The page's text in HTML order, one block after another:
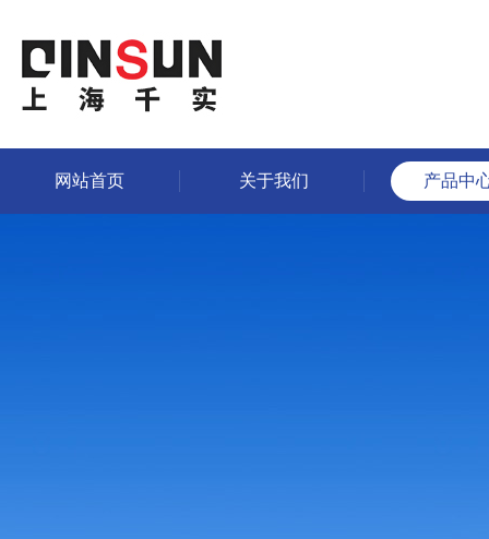
网站首页 关于我们 产品中